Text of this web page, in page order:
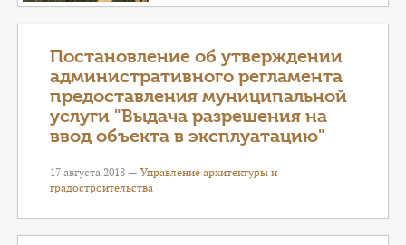
Постановление об утверждении
административного регламента
предоставления муниципальной
услуги "Выдача разрешения на
ввод объекта в эксплуатацию"
17 августа 2018 — Управление архитектуры и
градостроительства